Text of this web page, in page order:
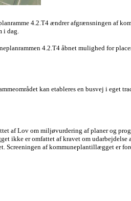
4.2.T4 ændrer afgrænsningen af
i dag.
4.2.T4 åbnet mulighed for
kan etableres en busvej i eget
af Lov om miljøvurdering af planer og
ikke er omfattet af kravet om
af kommuneplantillægget er